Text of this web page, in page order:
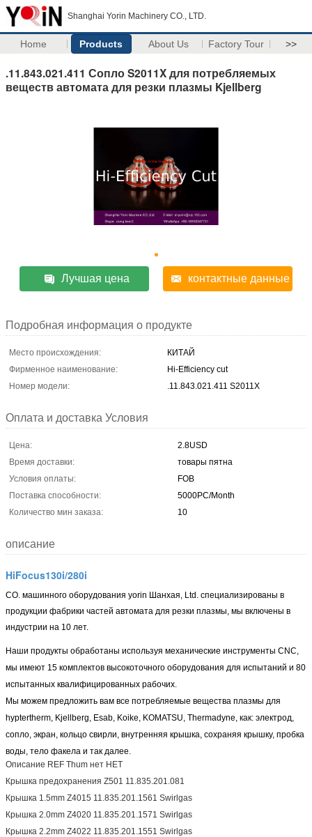
Shanghai Yorin Machinery CO., LTD.
Home Products About Us Factory Tour >>
.11.843.021.411 Сопло S2011X для потребляемых
веществ автомата для резки плазмы Kjellberg
Лучшая цена контактные данные
Подробная информация о продукте
Место происхождения:
КИТАЙ
Фирменное наименование:
Hi-Efficiency cut
Номер модели:
.11.843.021.411 S2011X
Оплата и доставка Условия
Цена:
2.8USD
Время доставки:
товары пятна
Условия оплаты:
FOB
Поставка способности:
5000PC/Month
Количество мин заказа:
10
описание
HiFocus130i/280i
CO. машинного оборудования yorin Шанхая, Ltd. специализированы в
продукции фабрики частей автомата для резки плазмы, мы включены в
индустрии на 10 лет.
Наши продукты обработаны используя механические инструменты CNC,
мы имеют 15 комплектов высокоточного оборудования для испытаний и 80
испытанных квалифицированных рабочих.
Мы можем предложить вам все потребляемые вещества плазмы для
hyptertherm, Kjellberg, Esab, Koike, KOMATSU, Thermadyne, как: электрод,
сопло, экран, кольцо свирли, внутренняя крышка, сохраняя крышку, пробка
воды, тело факела и так далее.
Описание REF Thum нет НЕТ
Крышка предохранения Z501 11.835.201.081
Крышка 1.5mm Z4015 11.835.201.1561 Swirlgas
Крышка 2.0mm Z4020 11.835.201.1571 Swirlgas
Крышка 2.2mm Z4022 11.835.201.1551 Swirlgas